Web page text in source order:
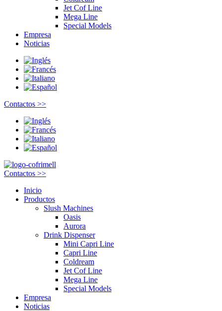
Jet Cof Line
Mega Line
Special Models
Empresa
Noticias
Contactos >>
Contactos >>
Inicio
Productos
Slush Machines
Oasis
Aurora
Drink Dispenser
Mini Capri Line
Capri Line
Coldream
Jet Cof Line
Mega Line
Special Models
Empresa
Noticias